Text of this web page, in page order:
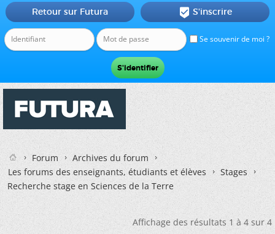
Se souvenir de moi ?
Retour sur Futura  S'inscrire
Forum
Archives du forum
Les forums des enseignants, étudiants et élèves
Stages
Recherche stage en Sciences de la Terre
Affichage des résultats 1 à 4 sur 4